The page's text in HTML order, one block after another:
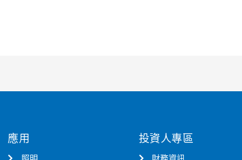
應用 投資人專區